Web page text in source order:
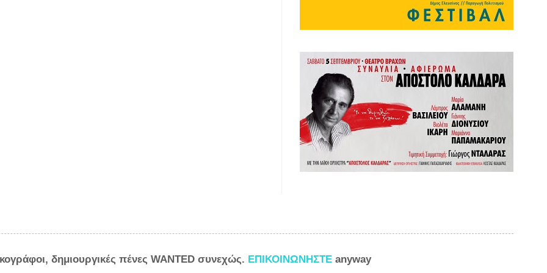
δημιουργικές πένες WANTED συνεχώς. ΕΠΙΚΟΙΝΩΝΗΣΤΕ anyway